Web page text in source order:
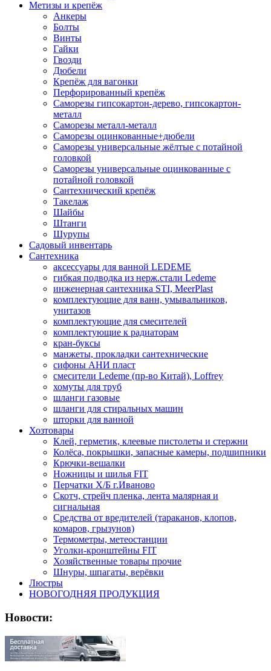
Метизы и крепёж
Анкеры
Болты
Винты
Гайки
Гвозди
Дюбели
Крепёж для вагонки
Перфорированный крепёж
Саморезы гипсокартон-дерево, гипсокартон-
металл
Саморезы металл-металл
Саморезы оцинкованные+дюбели
Саморезы универсальные жёлтые с потайной
головкой
Саморезы универсальные оцинкованные с
потайной головкой
Сантехнический крепёж
Такелаж
Шайбы
Штанги
Шурупы
Садовый инвентарь
Сантехника
аксессуары для ванной LEDEME
гибкая подводка из нерж.стали Ledeme
инженерная сантехника STI, MeerPlast
комплектующие для ванн, умывальников,
унитазов
комплектующие для смесителей
комплектующие к радиаторам
кран-буксы
манжеты, прокладки сантехнические
сифоны АНИ пласт
смесители Ledeme (пр-во Китай), Loffrey
хомуты для труб
шланги газовые
шланги для стиральных машин
шторки для ванной
Хозтовары
Клей, герметик, клеевые пистолеты и стержни
Колёса, покрышки, запасные камеры, подшипники
Крючки-вешалки
Ножницы и шилья FIT
Перчатки Х/Б г.Иваново
Скотч, стрейч пленка, лента малярная и
сигнальная
Средства от вредителей (тараканов, клопов,
комаров, грызунов)
Термометры, метеостанции
Уголки-кронштейны FIT
Хозяйственные товары прочие
Шнуры, шпагаты, верёвки
Люстры
НОВОГОДНЯЯ ПРОДУКЦИЯ
Новости: